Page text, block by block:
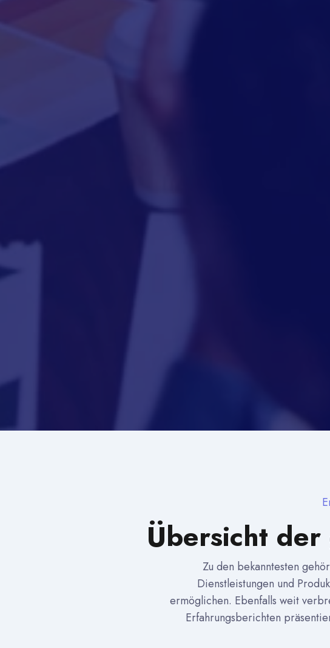
Übersicht
Zu den bekanntesten
Dienstleistungen und
ermöglichen. Ebenfalls weit
Erfahrungsberichten